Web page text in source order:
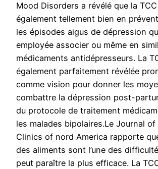
Mood Disorders a révélé que la
également tellement bien en
les épisodes aigus de dépression
employée associer ou même en
médicaments antidépresseurs. La
également parfaitement révélée
comme vision pour donner les
combattre la dépression post-
du protocole de traitement
les malades bipolaires.Le Journal
Clinics of nord America rapporte
des aliments sont l’une des
peut paraître la plus efficace. La